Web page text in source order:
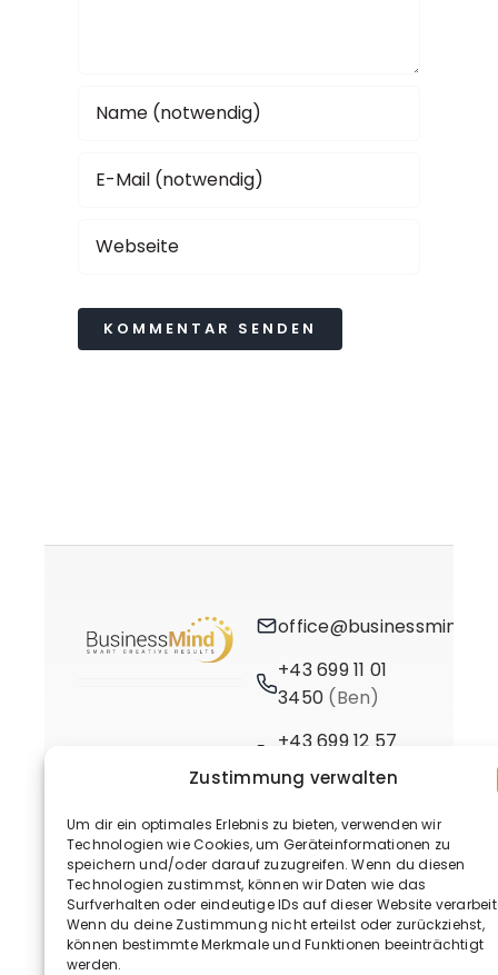
Zustimmung verwalten
Um dir ein optimales Erlebnis zu bieten, verwenden wir
Technologien wie Cookies, um Geräteinformationen zu
speichern und/oder darauf zuzugreifen. Wenn du diesen
Technologien zustimmst, können wir Daten wie das
Surfverhalten oder eindeutige IDs auf dieser Website
Wenn du deine Zustimmung nicht erteilst oder zurückziehst,
können bestimmte Merkmale und Funktionen beeinträchtigt
werden.
office@businessmind.at
+43 699 11 01
3450 (Ben)
+43 699 12 57
3661(Birgit)
© 2020 - 2026 • BusinessMind